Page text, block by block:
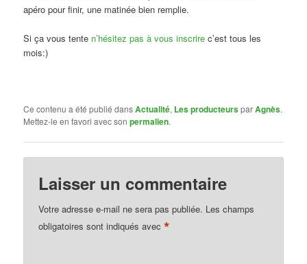
apéro pour finir, une matinée bien remplie.
Si ça vous tente n’hésitez pas à vous inscrirec’est tous les
mois:)
Ce contenu a été publié dansActualité, Les producteursparAgnès.
Mettez-le en favori avec sonpermalien.
Laisser un commentaire
Votre adresse e-mail ne sera pas publiée. Les champs
obligatoires sont indiqués avec*